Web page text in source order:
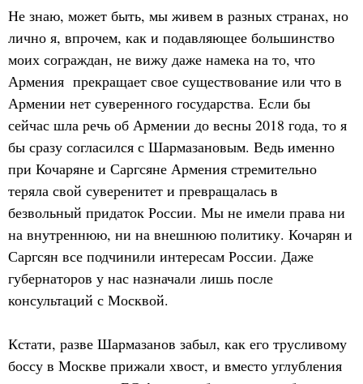
Не знаю, может быть, мы живем в разных странах, но
лично я, впрочем, как и подавляющее большинство
моих сограждан, не вижу даже намека на то, что
Армения прекращает свое существование или что в
Армении нет суверенного государства. Если бы
сейчас шла речь об Армении до весны 2018 года, то я
бы сразу согласился с Шармазановым. Ведь именно
при Кочаряне и Саргсяне Армения стремительно
теряла свой суверенитет и превращалась в
безвольный придаток России. Мы не имели права ни
на внутреннюю, ни на внешнюю политику. Кочарян и
Саргсян все подчинили интересам России. Даже
губернаторов у нас назначали лишь после
консультаций с Москвой.
Кстати, разве Шармазанов забыл, как его трусливому
боссу в Москве прижали хвост, и вместо углубления